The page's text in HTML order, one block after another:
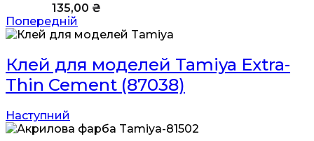
135,00 ₴
Попередній
Клей для моделей Tamiya Extra-
Thin Cement (87038)
Наступний